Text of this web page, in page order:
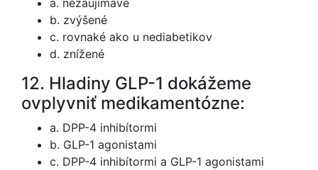
b. zvýšené
c. rovnaké ako u nediabetikov
d. znížené
12. Hladiny GLP-1 dokážeme
ovplyvniť medikamentózne:
a. DPP-4 inhibítormi
b. GLP-1 agonistami
c. DPP-4 inhibítormi a GLP-1 agonistami